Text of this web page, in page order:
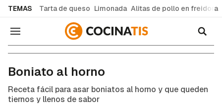
TEMAS Tarta de queso Limonada Alitas de pollo en freidora
Navegación
Boniato al horno
Receta fácil para asar boniatos al horno y que queden
tiernos y llenos de sabor